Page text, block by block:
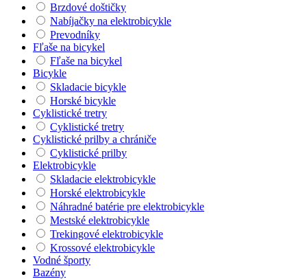
Brzdové doštičky
Nabíjačky na elektrobicykle
Prevodníky
Fľaše na bicykel
Fľaše na bicykel
Bicykle
Skladacie bicykle
Horské bicykle
Cyklistické tretry
Cyklistické tretry
Cyklistické prilby a chrániče
Cyklistické prilby
Elektrobicykle
Skladacie elektrobicykle
Horské elektrobicykle
Náhradné batérie pre elektrobicykle
Mestské elektrobicykle
Trekingové elektrobicykle
Krossové elektrobicykle
Vodné športy
Bazény